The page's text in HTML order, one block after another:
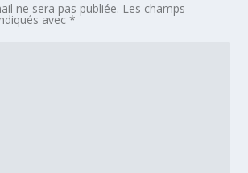
ne sera pas publiée. Les champs
avec*